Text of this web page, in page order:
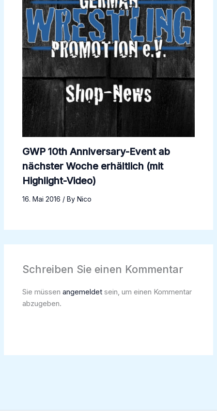
GWP 10th Anniversary-Event ab
nächster Woche erhältlich (mit
Highlight-Video)
16. Mai 2016 / By Nico
Schreiben Sie einen Kommentar
Sie müssen angemeldetsein, um einen Kommentar
abzugeben.